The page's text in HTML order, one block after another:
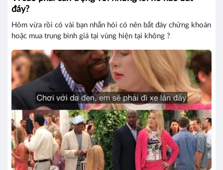
đáy?
Hôm vừa rồi có vài bạn nhắn hỏi có nên bắt đáy chứng khoán
hoặc mua trung bình giá tại vùng hiện tại không ?